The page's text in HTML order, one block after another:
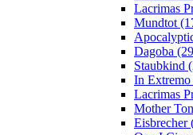
Lacrimas
Mundtot
Dagoba
Staubkind
In
Lacrimas
Mother
Eisbrecher